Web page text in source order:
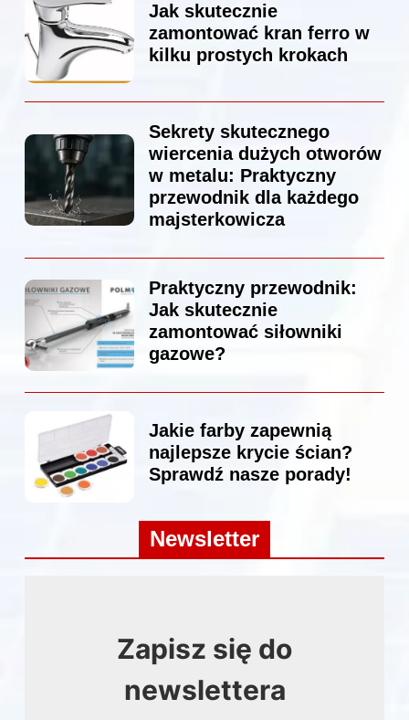
Jak skutecznie
zamontować kran ferro w
kilku prostych krokach
Sekrety skutecznego
wiercenia dużych otworów
w metalu: Praktyczny
przewodnik dla każdego
majsterkowicza
Praktyczny przewodnik:
Jak skutecznie
zamontować siłowniki
gazowe?
Jakie farby zapewnią
najlepsze krycie ścian?
Sprawdź nasze porady!
Newsletter
Zapisz się do
newslettera